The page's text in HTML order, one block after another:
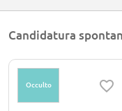
Candidatura
Occulto